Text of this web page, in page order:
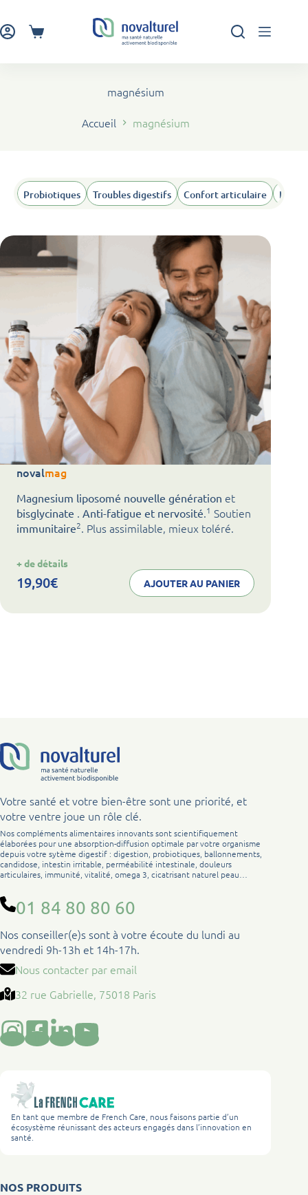
au
contenuPanier
magnésium
Accueil magnésium
Probiotiques Troubles digestifs Confort articulaire
novalmag
Magnesium liposomé nouvelle génération et
bisglycinate . Anti-fatigue et nervosité.1 Soutien
immunitaire2. Plus assimilable, mieux toléré.
+ de détails
19,90€ AJOUTER AU PANIER
Votre santé et votre bien-être sont une priorité, et
votre ventre joue un rôle clé.
Nos compléments alimentaires innovants sont scientifiquement
élaborées pour une absorption-diffusion optimale par votre organisme
depuis votre sytème digestif : digestion, probiotiques, ballonnements,
candidose, intestin irritable, perméabilité intestinale, douleurs
articulaires, immunité, vitalité, omega 3, cicatrisant naturel peau…
01 84 80 80 60
Nos conseiller(e)s sont à votre écoute du lundi au
vendredi 9h-13h et 14h-17h.
Nous contacter par email
32 rue Gabrielle, 75018 Paris
En tant que membre de French Care, nous faisons partie d’un
écosystème réunissant des acteurs engagés dans l’innovation en
santé.
NOS PRODUITS